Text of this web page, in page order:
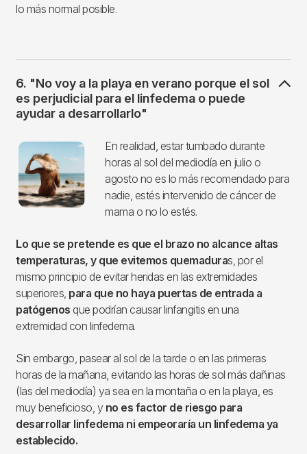
lo más normal posible.
6. "No voy a la playa en verano porque el sol
es perjudicial para el linfedema o puede
ayudar a desarrollarlo"
Imagen
En realidad, estar tumbado durante
horas al sol del mediodía en julio o
agosto no es lo más recomendado para
nadie, estés intervenido de cáncer de
mama o no lo estés.
Lo que se pretende es que el brazo no alcance altas
temperaturas, y que evitemos quemaduras, por el
mismo principio de evitar heridas en las extremidades
superiores, para que no haya puertas de entrada a
patógenos que podrían causar linfangitis en una
extremidad con linfedema.
Sin embargo, pasear al sol de la tarde o en las primeras
horas de la mañana, evitando las horas de sol más dañinas
(las del mediodía) ya sea en la montaña o en la playa, es
muy beneficioso, y no es factor de riesgo para
desarrollar linfedema ni empeoraría un linfedema ya
establecido.